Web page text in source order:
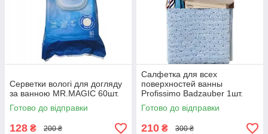
Серветки вологі для догляду
за ванною MR.MAGIC 60шт.
Готово до відправки
128 ₴ 200 ₴
Салфетка для всех
поверхностей ванны
Profissimo Badzauber 1шт.
Готово до відправки
210 ₴ 300 ₴